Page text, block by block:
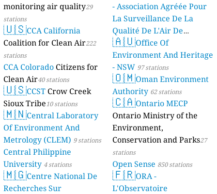
monitoring air quality29
stations
🇺🇸CCA California
Coalition for Clean Air222
stations
CCA Colorado Citizens for
Clean Air40 stations
🇺🇸CCST Crow Creek
Sioux Tribe10 stations
🇲🇳Central Laboratory
Of Environment And
Metrology (CLEM) 9 stations
Central Philippine
University 4 stations
🇲🇬Centre National De
Recherches Sur
- Association Agréée Pour
La Surveillance De La
Qualité De L'Air De
Mayotte 4 stations
🇦🇺Office Of
Environment And Heritage
- NSW 97 stations
🇴🇲Oman Environment
Authority 62 stations
🇨🇦Ontario MECP
Ontario Ministry of the
Environment,
Conservation and Parks27
stations
Open Sense 850 stations
🇫🇷ORA -
L'Observatoire